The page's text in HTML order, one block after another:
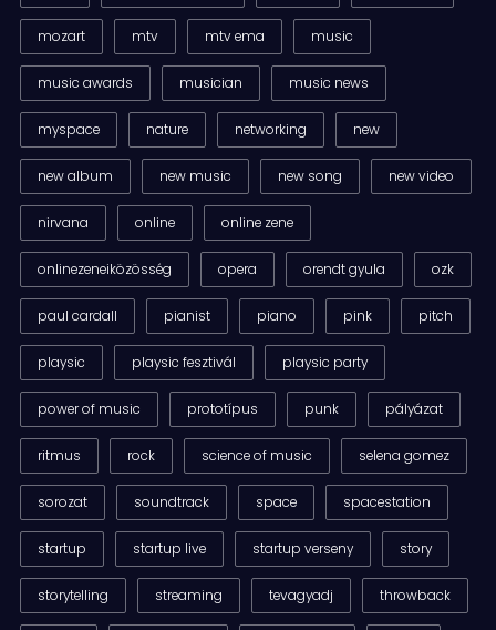
mozart mtv mtv ema music
music awards musician music news
myspace nature networking new
new album new music new song new video
nirvana online online zene
onlinezeneiközösség opera orendt gyula ozk
paul cardall pianist piano pink pitch
playsic playsic fesztivál playsic party
power of music prototípus punk pályázat
ritmus rock science of music selena gomez
sorozat soundtrack space spacestation
startup startup live startup verseny story
storytelling streaming tevagyadj throwback